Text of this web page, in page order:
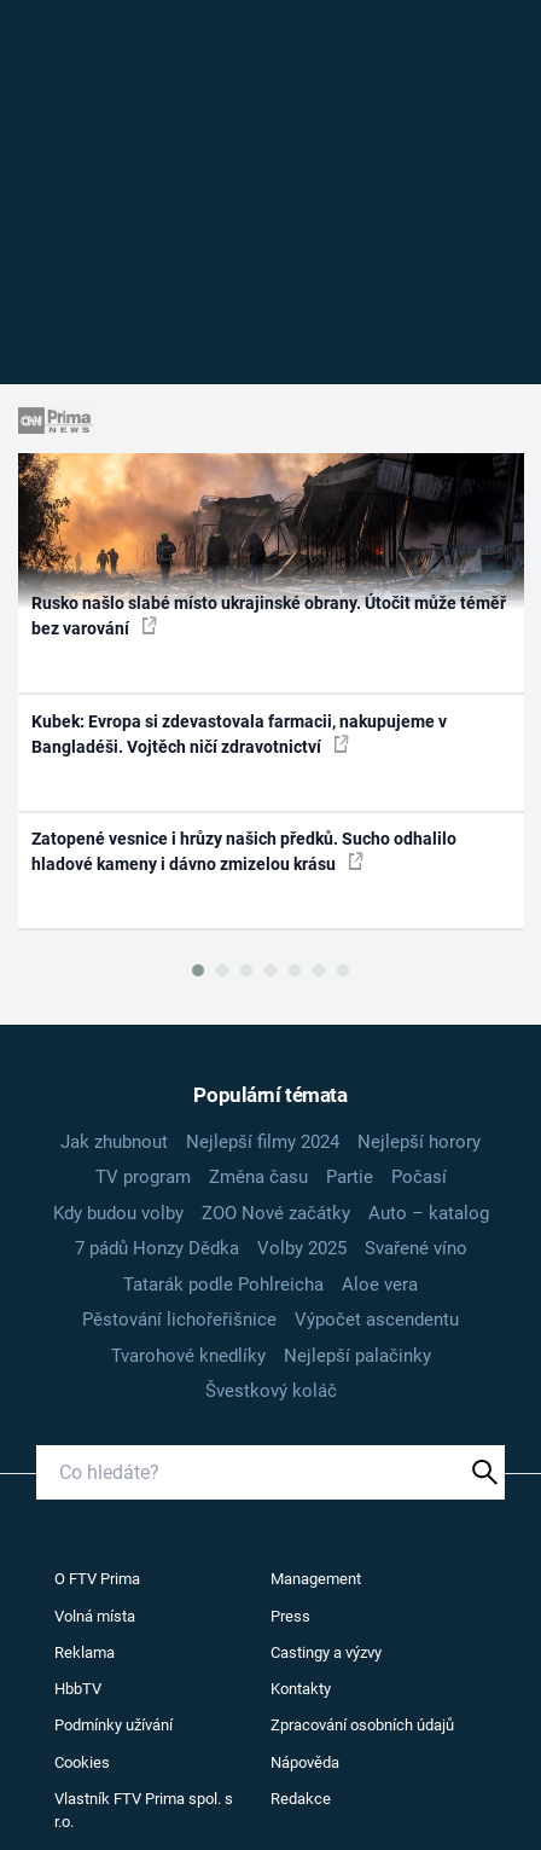
Rusko našlo slabé místo ukrajinské obrany. Útočit může téměř
bez varování
Kubek: Evropa si zdevastovala farmacii, nakupujeme v
Bangladéši. Vojtěch ničí zdravotnictví
Zatopené vesnice i hrůzy našich předků. Sucho odhalilo
hladové kameny i dávno zmizelou krásu
Populární témata
Jak zhubnout Nejlepší filmy 2024
Nejlepší horory
TV program
Změna času Partie
Počasí
Kdy budou volby
ZOO Nové začátky
Auto – katalog
7 pádů Honzy Dědka
Volby 2025
Svařené víno
Tatarák podle Pohlreicha
Aloe vera
Pěstování lichořeřišnice
Výpočet ascendentu
Tvarohové knedlíky
Nejlepší palačinky
Švestkový koláč
O FTV Prima Management
Volná místa Press
Reklama Castingy a výzvy
HbbTV Kontakty
Podmínky užívání Zpracování osobních údajů
Cookies Nápověda
Vlastník FTV Prima spol. s
r.o.
Redakce